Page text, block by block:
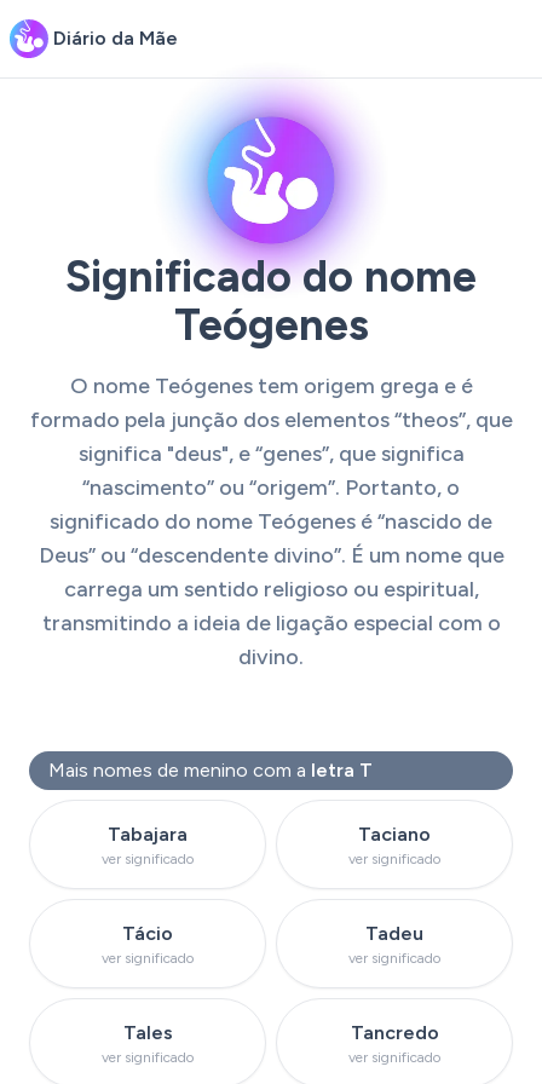
Diário da Mãe
Significado do nome
Teógenes
O nome Teógenes tem origem grega e é
formado pela junção dos elementos “theos”, que
significa "deus", e “genes”, que significa
“nascimento” ou “origem”. Portanto, o
significado do nome Teógenes é “nascido de
Deus” ou “descendente divino”. É um nome que
carrega um sentido religioso ou espiritual,
transmitindo a ideia de ligação especial com o
divino.
Mais nomes de menino com a letra T
Ver significado do nome
Tabajara
ver significado
Ver significado do
Taciano
ver significado
Ver significado do nome
Tácio
ver significado
Ver significado do
Tadeu
ver significado
Ver significado do nome
Tales
ver significado
Ver significado do
Tancredo
ver significado